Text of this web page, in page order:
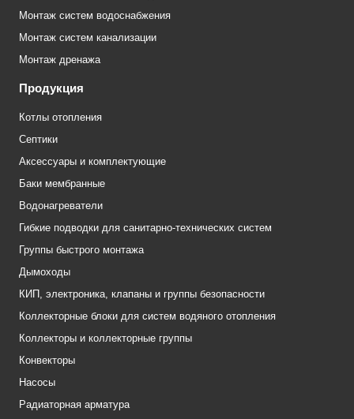
Монтаж систем водоснабжения
Монтаж систем канализации
Монтаж дренажа
Продукция
Котлы отопления
Септики
Аксессуары и комплектующие
Баки мембранные
Водонагреватели
Гибкие подводки для санитарно-технических систем
Группы быстрого монтажа
Дымоходы
КИП, электроника, клапаны и группы безопасности
Коллекторные блоки для систем водяного отопления
Коллекторы и коллекторные группы
Конвекторы
Насосы
Радиаторная арматура